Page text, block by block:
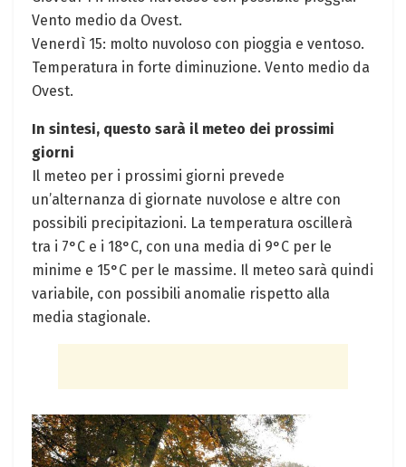
Vento​ medio‍ da Ovest.
Venerdì 15: ​molto nuvoloso con pioggia e ventoso.
Temperatura in forte diminuzione. Vento medio ⁤da
Ovest.
In sintesi, questo sarà⁢ il meteo dei prossimi
giorni
Il meteo per i prossimi⁤ giorni prevede
un’alternanza di giornate nuvolose e⁤ altre con
possibili precipitazioni. La temperatura⁣ oscillerà⁣
tra i 7°C e i 18°C, con una media di 9°C per le
minime e 15°C per le massime. Il meteo sarà‌ quindi‍
variabile, con possibili anomalie rispetto alla
media stagionale.